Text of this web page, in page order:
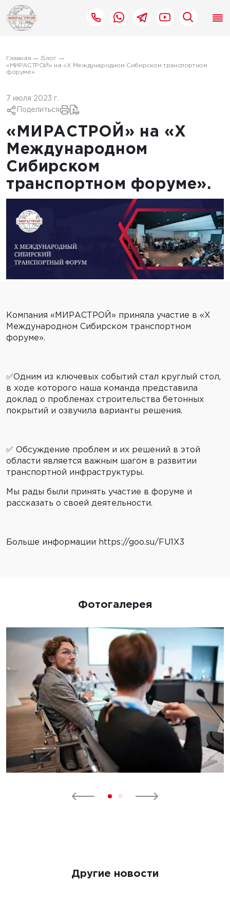
Главная
Блог
«МИРАСТРОЙ» на «X Международном Сибирском транспортном
форуме».
7 июля 2023 г.
Поделиться
«МИРАСТРОЙ» на «X
Международном
Сибирском
транспортном форуме».
Компания «МИРАСТРОЙ» приняла участие в «X
Международном Сибирском транспортном
форуме».
✅Одним из ключевых событий стал круглый стол,
в ходе которого наша команда представила
доклад о проблемах строительства бетонных
покрытий и озвучила варианты решения.
✅ Обсуждение проблем и их решений в этой
области является важным шагом в развитии
транспортной инфраструктуры.
Мы рады были принять участие в форуме и
рассказать о своей деятельности.
Больше информации https://goo.su/FU1X3
Фотогалерея
Другие новости